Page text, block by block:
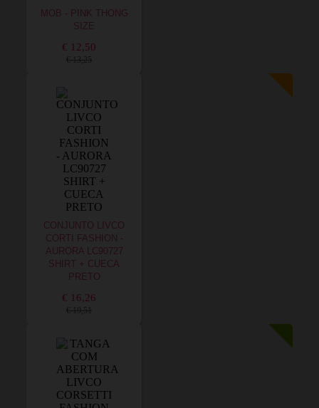
MOB - PINK THONG
SIZE
€ 12,50
€ 13,25
CONJUNTO LIVCO
CORTI FASHION -
AURORA LC90727
SHIRT + CUECA
PRETO
€ 16,26
€ 19,51